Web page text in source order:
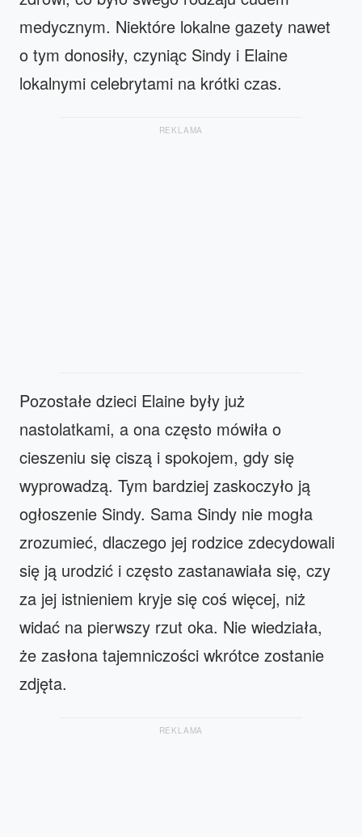
medycznym. Niektóre lokalne gazety nawet
o tym donosiły, czyniąc Sindy i Elaine
lokalnymi celebrytami na krótki czas.
REKLAMA
Pozostałe dzieci Elaine były już
nastolatkami, a ona często mówiła o
cieszeniu się ciszą i spokojem, gdy się
wyprowadzą. Tym bardziej zaskoczyło ją
ogłoszenie Sindy. Sama Sindy nie mogła
zrozumieć, dlaczego jej rodzice zdecydowali
się ją urodzić i często zastanawiała się, czy
za jej istnieniem kryje się coś więcej, niż
widać na pierwszy rzut oka. Nie wiedziała,
że zasłona tajemniczości wkrótce zostanie
zdjęta.
REKLAMA